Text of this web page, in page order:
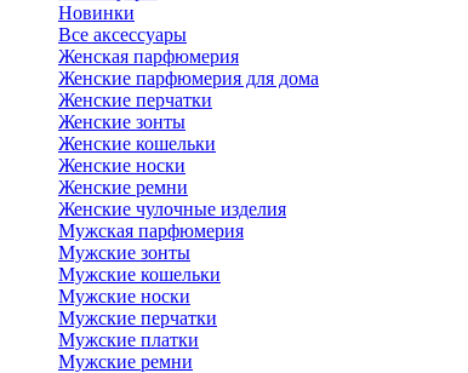
Новинки
Все аксессуары
Женская парфюмерия
Женские парфюмерия для дома
Женские перчатки
Женские зонты
Женские кошельки
Женские носки
Женские ремни
Женские чулочные изделия
Мужская парфюмерия
Мужские зонты
Мужские кошельки
Мужские носки
Мужские перчатки
Мужские платки
Мужские ремни